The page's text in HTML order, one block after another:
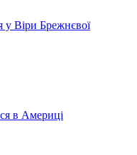
у Віри Брежнєвої
в Америці